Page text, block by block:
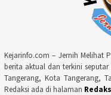
Kejarinfo.com – Jernih Melihat
berita aktual dan terkini
Tangerang, Kota Tangerang,
Redaksi ada di halaman